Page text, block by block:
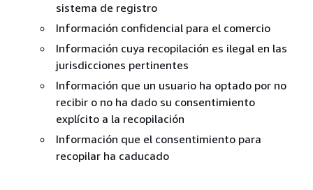
sistema de registro
Información confidencial para el comercio
Información cuya recopilación es ilegal en las
jurisdicciones pertinentes
Información que un usuario ha optado por no
recibir o no ha dado su consentimiento
explícito a la recopilación
Información que el consentimiento para
recopilar ha caducado